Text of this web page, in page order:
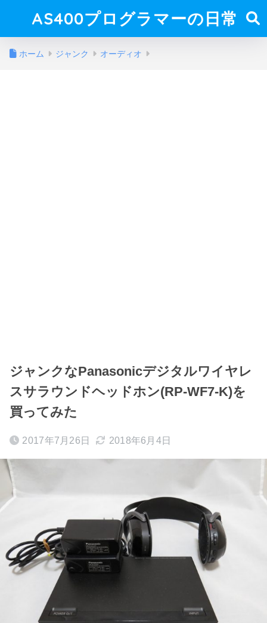
AS400プログラマーの日常
ホーム ジャンク オーディオ
ジャンクなPanasonicデジタルワイヤレ
スサラウンドヘッドホン(RP-WF7-K)を
買ってみた
2017年7月26日 2018年6月4日